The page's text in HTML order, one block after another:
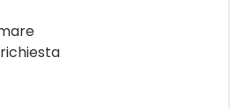
Piscina, Hammam,
coperte e asciugamani, pulizia
e bagni, Ristorante tipico
condivisi e bagni privati con